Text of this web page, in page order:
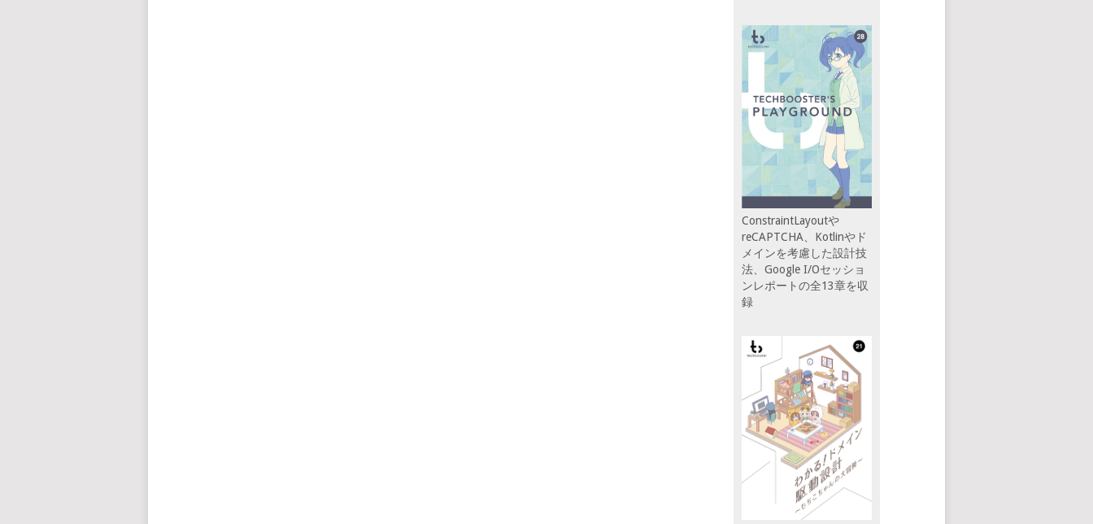
ConstraintLayoutや
reCAPTCHA、Kotlinやド
メインを考慮した設計技
法、Google I/Oセッショ
ンレポートの全13章を収
録